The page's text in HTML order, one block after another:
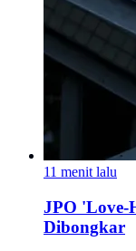
11 menit lalu
JPO 'Love-
Dibongkar